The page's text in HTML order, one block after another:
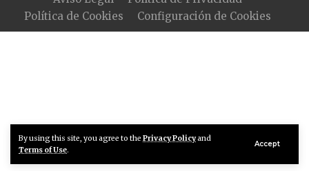
By using this site, you agree to the Privacy Policyand
Terms of Use.
Accept
Política de Cookies
Configuración de Cookies